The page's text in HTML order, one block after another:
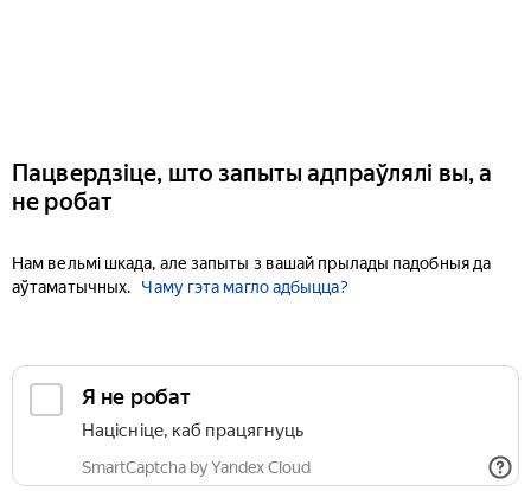
Пацвердзіце, што запыты адпраўлялі вы, а
не робат
Нам вельмі шкада, але запыты з вашай прылады падобныя да
аўтаматычных.
Чаму гэта магло адбыцца?
Я не робат
Націсніце, каб працягнуць
SmartCaptcha by Yandex Cloud